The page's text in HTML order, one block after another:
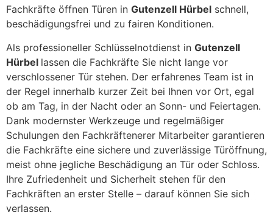
Fachkräfte öffnen Türen in Gutenzell Hürbel schnell,
beschädigungsfrei und zu fairen Konditionen.
Als professioneller Schlüsselnotdienst in Gutenzell
Hürbel lassen die Fachkräfte Sie nicht lange vor
verschlossener Tür stehen. Der erfahrenes Team ist in
der Regel innerhalb kurzer Zeit bei Ihnen vor Ort, egal
ob am Tag, in der Nacht oder an Sonn- und Feiertagen.
Dank modernster Werkzeuge und regelmäßiger
Schulungen den Fachkräftenerer Mitarbeiter garantieren
die Fachkräfte eine sichere und zuverlässige Türöffnung,
meist ohne jegliche Beschädigung an Tür oder Schloss.
Ihre Zufriedenheit und Sicherheit stehen für den
Fachkräften an erster Stelle – darauf können Sie sich
verlassen.